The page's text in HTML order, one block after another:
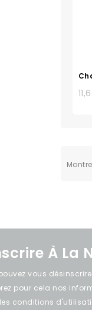
À La
vous
pour cela nos
conditions